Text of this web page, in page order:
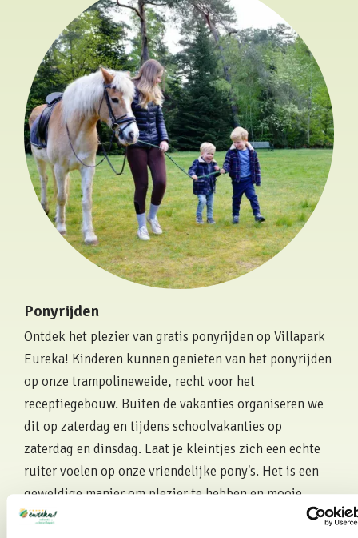
Ponyrijden
Ontdek het plezier van gratis ponyrijden op Villapark
Eureka! Kinderen kunnen genieten van het ponyrijden
op onze trampolineweide, recht voor het
receptiegebouw. Buiten de vakanties organiseren we
dit op zaterdag en tijdens schoolvakanties op
zaterdag en dinsdag. Laat je kleintjes zich een echte
ruiter voelen op onze vriendelijke pony's. Het is een
geweldige manier om plezier te hebben en mooie
herinneringen te creëren tijdens jullie verblijf op